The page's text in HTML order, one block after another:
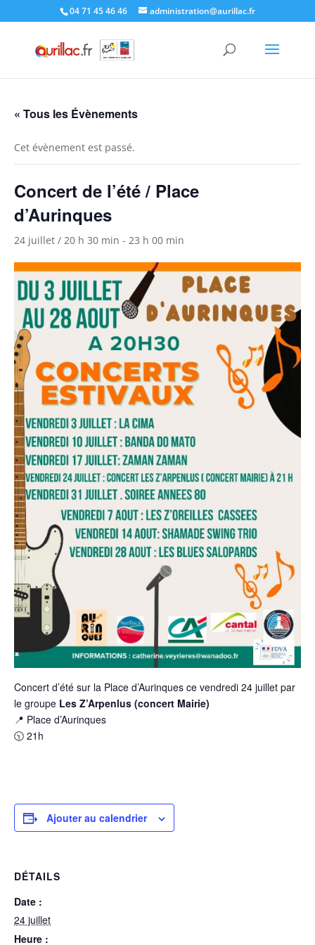
04 71 45 46 46 administration@aurillac.fr
« Tous les Évènements
Cet évènement est passé.
Concert de l’été / Place
d’Aurinques
24 juillet / 20 h 30 min - 23 h 00 min
Concert d’été sur la Place d’Aurinques ce vendredi 24 juillet par
le groupe Les Z’Arpenlus (concert Mairie)
📍 Place d’Aurinques
🕥 21h
Ajouter au calendrier
DÉTAILS
Date :
24 juillet
Heure :